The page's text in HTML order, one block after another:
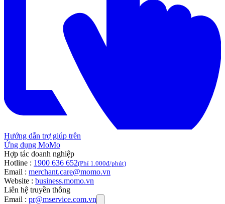
Hướng dẫn trợ giúp trên
Ứng dụng MoMo
Hợp tác doanh nghiệp
Hotline : 1900 636 652(Phí 1.000đ/phút)
Email : merchant.care@momo.vn
Website : business.momo.vn
Liên hệ truyền thông
Email : pr@mservice.com.vn